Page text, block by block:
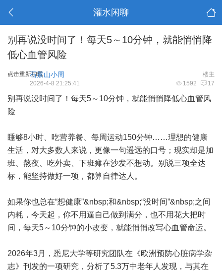
灌水闲聊
别再说没时间了！每天5～10分钟，就能悄悄降
低心血管风险
点击重新加载 楼主
石景山小周
1592 17
2026-4-8 21:25:41
别再说没时间了！每天5～10分钟，就能悄悄降低心血管风
险
睡够8小时、吃营养餐、每周运动150分钟……理想的健康
生活，对大多数人来说，更像一句遥远的口号；现实却是加
班、熬夜、吃外卖、下班瘫在沙发不想动。别说三项全达
标，能坚持做好一项，都算自律达人。
如果你也总在“想健康”&nbsp;和&nbsp;“没时间”&nbsp;之间
内耗，今天起，你不用逼自己做到满分，也不用花大把时
间，每天5～10分钟的小改变，就能悄悄改写心血管命运。
2026年3月，悉尼大学等研究团队在《欧洲预防心脏病学杂
志》刊发的一项研究，分析了5.3万中老年人发现，与其在